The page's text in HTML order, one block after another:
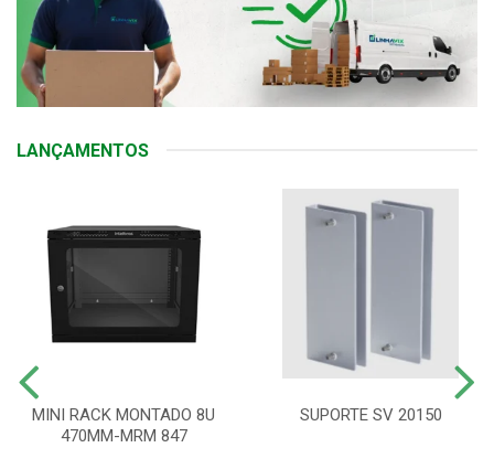
LANÇAMENTOS
MINI RACK MONTADO 8U
470MM-MRM 847
SUPORTE SV 20150